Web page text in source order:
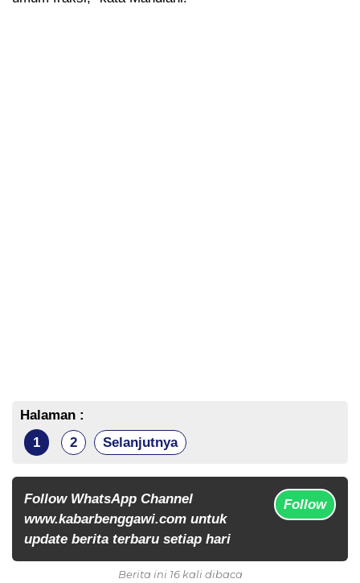
Halaman :
1
2 Selanjutnya
Follow WhatsApp Channel
www.kabarbenggawi.com untuk
update berita terbaru setiap hari
Follow
Berita ini 16 kali dibaca